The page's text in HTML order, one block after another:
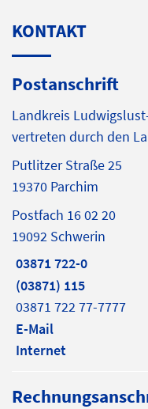
KONTAKT
Postanschrift
Landkreis
vertreten durch den
Putlitzer Straße 25
19370 Parchim
Postfach 16 02 20
19092 Schwerin
03871 722-0
(03871) 115
03871 722 77-7777
E-Mail
Internet